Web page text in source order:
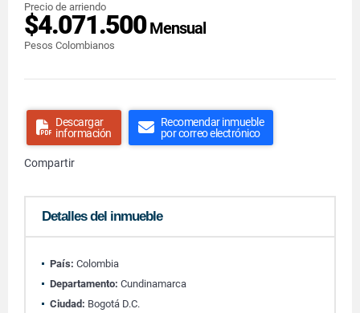
Precio de arriendo
$4.071.500Mensual
Pesos Colombianos
Descargar
información
Recomendar inmueble
por correo electrónico
Compartir
Detalles del inmueble
País: Colombia
Departamento: Cundinamarca
Ciudad: Bogotá D.C.